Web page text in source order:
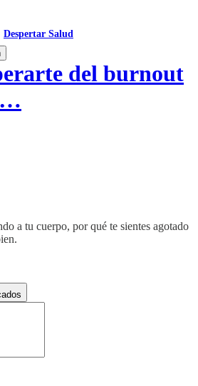
Despertar Salud
del burnout
a tu cuerpo, por qué te sientes agotado